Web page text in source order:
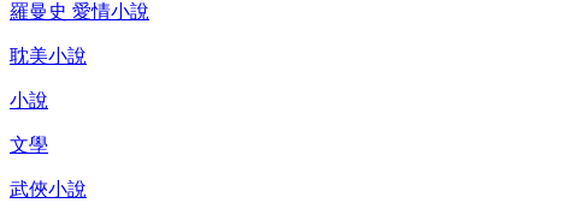
羅曼史 愛情小說
耽美小說
小說
文學
武俠小說